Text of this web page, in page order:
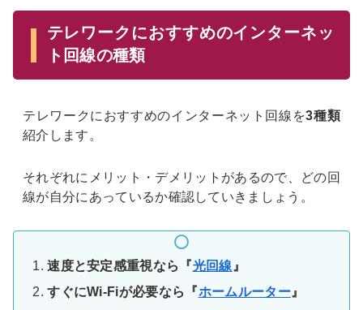
テレワークにおすすめのインターネッ
ト回線の種類
テレワークにおすすめのインターネット回線を3種類
紹介します。
それぞれにメリット・デメリットがあるので、どの回
線が自分にあっているか確認していきましょう。
速度と安定感重視なら『光回線 』
すぐにWi-Fiが必要なら『ホームルーター』